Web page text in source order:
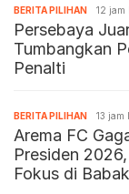
BERITA PILIHAN 12 jam
Persebaya
Tumbangkan
Penalti
BERITA PILIHAN 13 jam
Arema FC
Presiden
Fokus di